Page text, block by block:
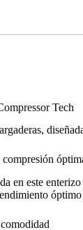
Tech
en este